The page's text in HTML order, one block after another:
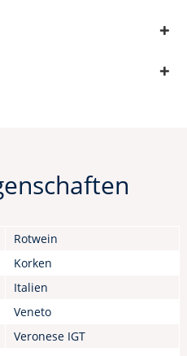
Rotwein
Korken
Italien
Veneto
Veronese IGT